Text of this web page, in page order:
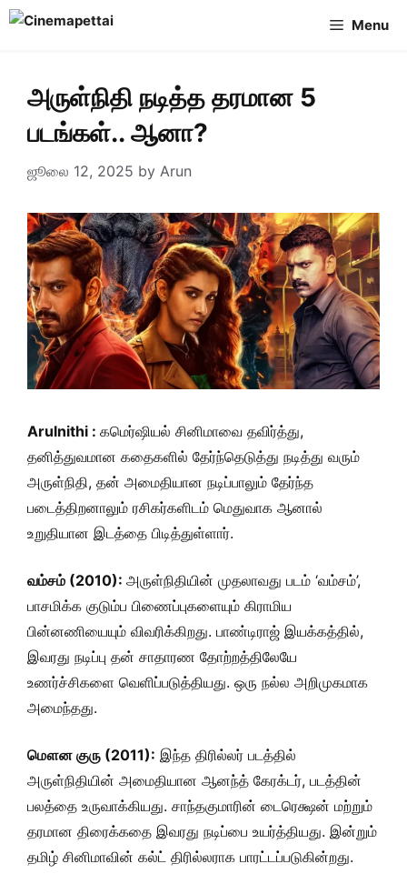
Skip
Menu
அருள்நிதி நடித்த தரமான 5
படங்கள்.. ஆனா?
ஜூலை 12, 2025 by Arun
Arulnithi : கமெர்ஷியல் சினிமாவை தவிர்த்து,
தனித்துவமான கதைகளில் தேர்ந்தெடுத்து நடித்து வரும்
அருள்நிதி, தன் அமைதியான நடிப்பாலும் தேர்ந்த
படைத்திறனாலும் ரசிகர்களிடம் மெதுவாக ஆனால்
உறுதியான இடத்தை பிடித்துள்ளார்.
வம்சம் (2010): அருள்நிதியின் முதலாவது படம் ‘வம்சம்’,
பாசமிக்க குடும்ப பிணைப்புகளையும் கிராமிய
பின்னணியையும் விவரிக்கிறது. பாண்டிராஜ் இயக்கத்தில்,
இவரது நடிப்பு தன் சாதாரண தோற்றத்திலேயே
உணர்ச்சிகளை வெளிப்படுத்தியது. ஒரு நல்ல அறிமுகமாக
அமைந்தது.
மௌன குரு (2011): இந்த திரில்லர் படத்தில்
அருள்நிதியின் அமைதியான ஆனந்த் கேரக்டர், படத்தின்
பலத்தை உருவாக்கியது. சாந்தகுமாரின் டைரெக்ஷன் மற்றும்
தரமான திரைக்கதை இவரது நடிப்பை உயர்த்தியது. இன்றும்
தமிழ் சினிமாவின் கல்ட் திரில்லராக பாரட்டப்படுகின்றது.